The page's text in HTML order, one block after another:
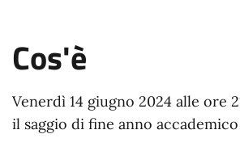
Cos'è
Venerdì 14 giugno 2024 alle ore
il saggio di fine anno